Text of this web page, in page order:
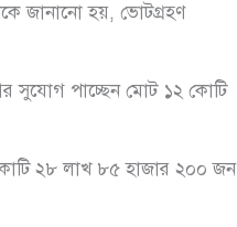
জানানো হয়, ভোটগ্রহণ
সুযোগ পাচ্ছেন মোট ১২ কোটি
২৮ লাখ ৮৫ হাজার ২০০ জন